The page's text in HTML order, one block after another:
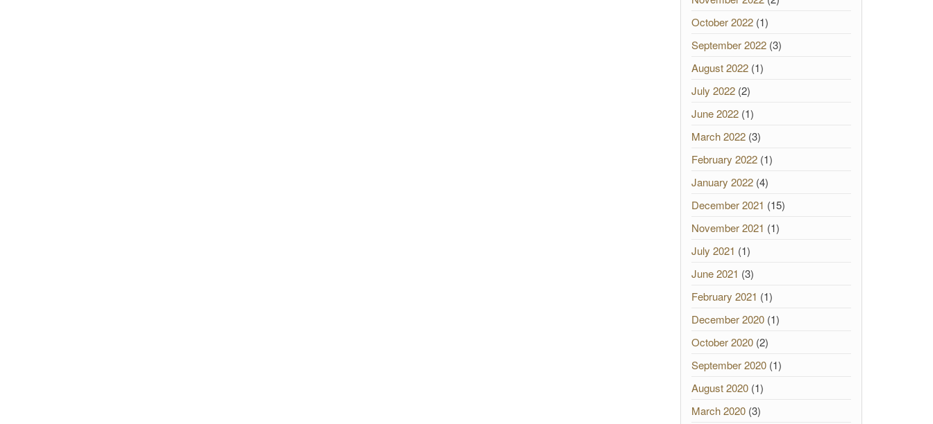
October 2022(1)
September 2022(3)
August 2022(1)
July 2022(2)
June 2022(1)
March 2022(3)
February 2022(1)
January 2022(4)
December 2021 (15)
November 2021 (1)
July 2021 (1)
June 2021 (3)
February 2021 (1)
December 2020(1)
October 2020(2)
September 2020(1)
August 2020(1)
March 2020(3)